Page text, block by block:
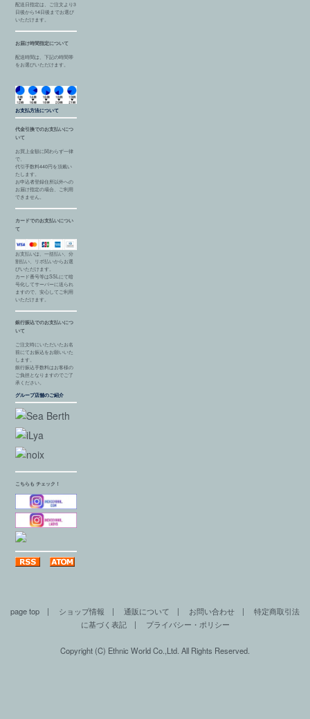
配送日指定は、ご注文より3
日後から14日後までお選び
いただけます。
お届け時間指定について
配送時間は、下記の時間帯
をお選びいただけます。
お支払方法について
代金引換でのお支払いにつ
いて
お買上金額に関わらず一律
で、
代引手数料440円を頂戴い
たします。
お申込者登録住所以外への
お届け指定の場合、ご利用
できません。
カードでのお支払いについ
て
お支払いは、一括払い、分
割払い、リボ払いからお選
びいただけます。
カード番号等はSSLにて暗
号化してサーバーに送られ
ますので、安心してご利用
いただけます。
銀行振込でのお支払いにつ
いて
ご注文時にいただいたお名
前にてお振込をお願いいた
します。
銀行振込手数料はお客様の
ご負担となりますのでご了
承ください。
グループ店舗のご紹介
こちらも チェック！
page top | ショップ情報 | 通販について | お問い合わせ | 特定商取引法
に基づく表記| プライバシー・ポリシー
Copyright (C) Ethnic World Co.,Ltd. All Rights Reserved.